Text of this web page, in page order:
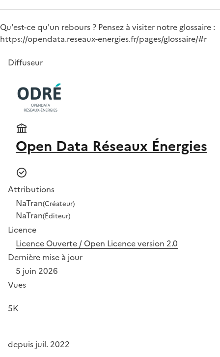
Qu'est-ce qu'un rebours ? Pensez à visiter notre glossaire :
https://opendata.reseaux-energies.fr/pages/glossaire/#r
Diffuseur
Open Data Réseaux Énergies
Attributions
NaTran(Créateur)
NaTran(Éditeur)
Licence
Licence Ouverte / Open Licence version 2.0
Dernière mise à jour
5 juin 2026
Vues
5K
depuis juil. 2022